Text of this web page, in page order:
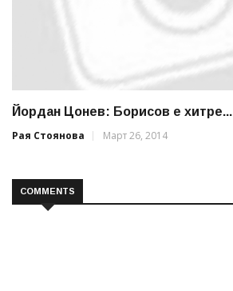
Йордан Цонев: Борисов е хитре...
Рая Стоянова
Март 26, 2014
COMMENTS